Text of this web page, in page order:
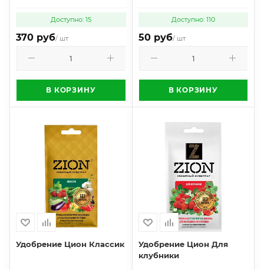
Доступно: 15
370 руб/ шт
В КОРЗИНУ
Доступно: 110
50 руб/ шт
В КОРЗИНУ
Удобрение Цион Классик
Удобрение Цион Для
клубники